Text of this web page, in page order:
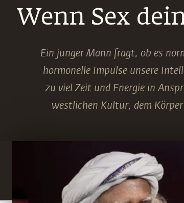
Wenn Sex
Ein junger Mann fragt, ob es
hormonelle Impulse unsere
zu viel Zeit und Energie in
westlichen Kultur, dem